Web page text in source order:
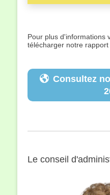
Pour plus d'informations
télécharger notre rapport
Consultez
Le conseil